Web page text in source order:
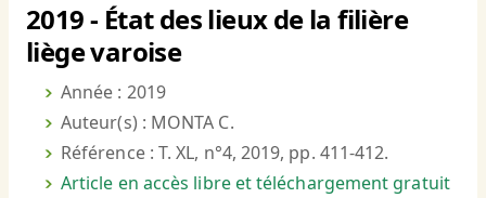
2019 - État des lieux de la filière
liège varoise
Année : 2019
Auteur(s) : MONTA C.
Référence : T. XL, n°4, 2019, pp. 411-412.
Article en accès libre et téléchargement gratuit